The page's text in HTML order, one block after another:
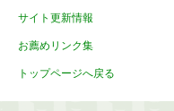
サイト更新情報
お薦めリンク集
トップページへ戻る